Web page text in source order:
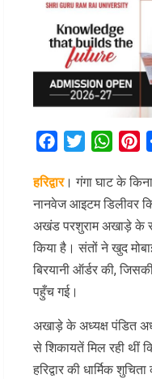
FacebookTwitter
हरिद्वार। गंगा घाट के
नानवेज आइटम डिलीवर
अखंड परशुराम अखाड़े के
किया है। संतों ने खुद
बिरयानी ऑर्डर की,
पहुँच गई।
अखाड़े के अध्यक्ष पंडित
से शिकायतें मिल रही थीं
हरिद्वार की धार्मिक